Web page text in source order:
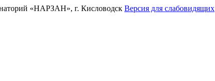
«НАРЗАН», г. Кисловодск Версия для слабовидящих